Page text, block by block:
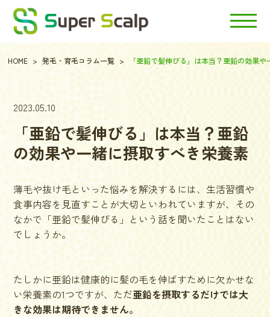
HOME 発毛・育毛コラム一覧 「亜鉛で髪伸びる」は本当？亜鉛の効果
2023.05.10
「亜鉛で髪伸びる」は本当？亜鉛
の効果や一緒に摂取すべき栄養素
薄毛や抜け毛といった悩みを解決するには、生活習慣や
食事内容を見直すことが大切といわれていますが、その
なかで「亜鉛で髪伸びる」という話を聞いたことはない
でしょうか。
たしかに亜鉛は健康的に髪の毛を伸ばすために欠かせな
い栄養素の1つですが、ただ亜鉛を摂取するだけでは大
きな効果は期待できません。